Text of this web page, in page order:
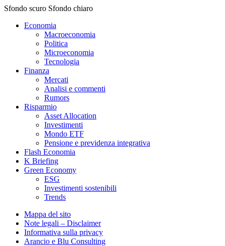
Sfondo scuro Sfondo chiaro
Economia
Macroeconomia
Politica
Microeconomia
Tecnologia
Finanza
Mercati
Analisi e commenti
Rumors
Risparmio
Asset Allocation
Investimenti
Mondo ETF
Pensione e previdenza integrativa
Flash Economia
K Briefing
Green Economy
ESG
Investimenti sostenibili
Trends
Mappa del sito
Note legali – Disclaimer
Informativa sulla privacy
Arancio e Blu Consulting